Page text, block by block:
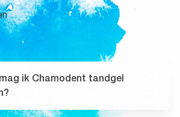
ik Chamodent tandgel